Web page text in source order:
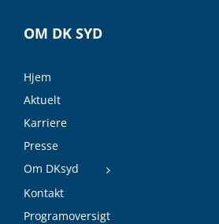
OM DK SYD
Hjem
Aktuelt
Karriere
Presse
Om DKsyd
Kontakt
Programoversigt